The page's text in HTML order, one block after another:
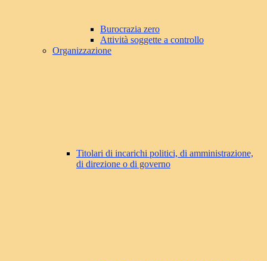
Burocrazia zero
Attività soggette a controllo
Organizzazione
Titolari di incarichi politici, di amministrazione,
di direzione o di governo